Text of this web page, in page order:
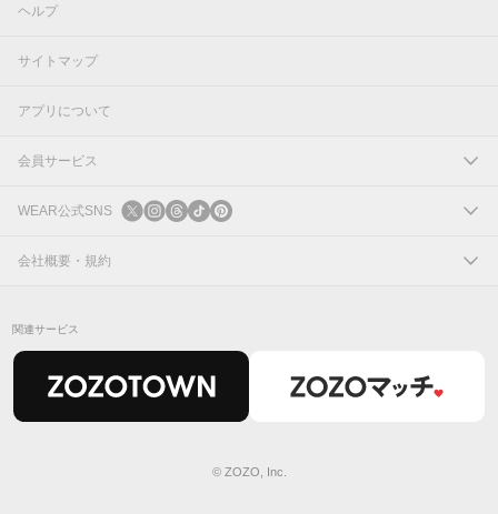
ヘルプ
サイトマップ
アプリについて
会員サービス
ログイン
新規会員登録
WEAR公式SNS
X
会社概要・規約
関連サービス
© ZOZO, Inc.